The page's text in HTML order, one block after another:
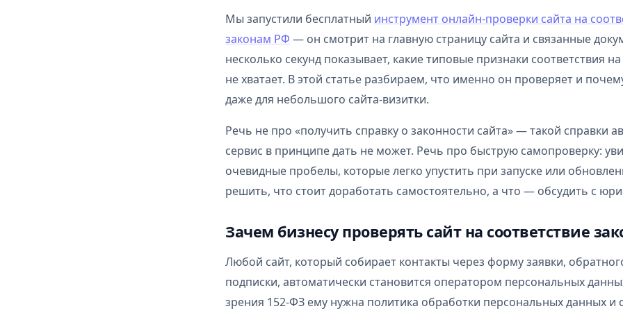
Мы запустили бесплатный инструмент онлайн-проверки сайта на
законам РФ — он смотрит на главную страницу сайта и связанные
несколько секунд показывает, какие типовые признаки соответствия
не хватает. В этой статье разбираем, что именно он проверяет и
даже для небольшого сайта-визитки.
Речь не про «получить справку о законности сайта» — такой справки
сервис в принципе дать не может. Речь про быструю самопроверку:
очевидные пробелы, которые легко упустить при запуске или
решить, что стоит доработать самостоятельно, а что — обсудить с
Зачем бизнесу проверять сайт на соответствие
Любой сайт, который собирает контакты через форму заявки,
подписки, автоматически становится оператором персональных
зрения 152-ФЗ ему нужна политика обработки персональных данных и